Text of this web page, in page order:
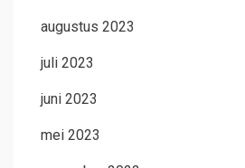
augustus 2023
juli 2023
juni 2023
mei 2023